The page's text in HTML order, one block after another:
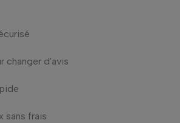
changer d'avis
sans frais